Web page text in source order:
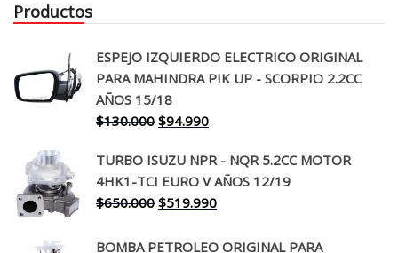
Productos
ESPEJO IZQUIERDO ELECTRICO ORIGINAL
PARA MAHINDRA PIK UP - SCORPIO 2.2CC
AÑOS 15/18
$130.000 El
original
era:
$130.000.
$94.990El
actual
es:
$94.990.
TURBO ISUZU NPR - NQR 5.2CC MOTOR
4HK1-TCI EURO V AÑOS 12/19
$650.000 El
original
$519.990El
actual
BOMBA PETROLEO ORIGINAL PARA